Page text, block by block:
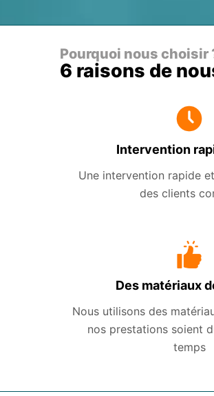
Pourquoi nous choisir
6 raisons de
Intervention
Une intervention rapide
des clients
Des matériaux
Nous utilisons des
nos prestations soient
temps